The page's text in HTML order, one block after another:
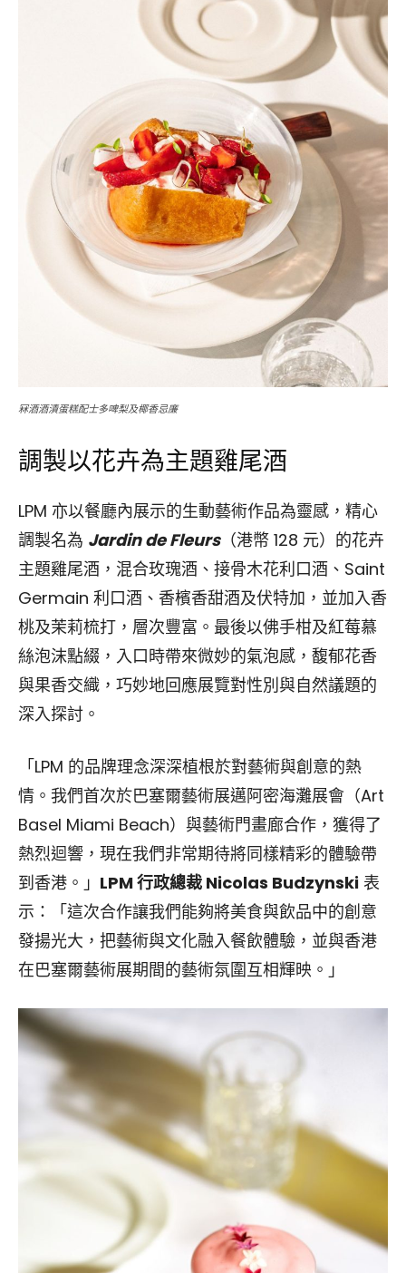
冧酒酒漬蛋糕配士多啤梨及椰香忌廉
調製以花卉為主題雞尾酒
LPM 亦以餐廳內展示的生動藝術作品為靈感，精心
調製名為 Jardin de Fleurs（港幣 128 元）的花卉
主題雞尾酒，混合玫瑰酒、接骨木花利口酒、Saint
Germain 利口酒、香檳香甜酒及伏特加，並加入香
桃及茉莉梳打，層次豐富。最後以佛手柑及紅莓慕
絲泡沫點綴，入口時帶來微妙的氣泡感，馥郁花香
與果香交織，巧妙地回應展覽對性別與自然議題的
深入探討。
「LPM 的品牌理念深深植根於對藝術與創意的熱
情。我們首次於巴塞爾藝術展邁阿密海灘展會（Art
Basel Miami Beach）與藝術門畫廊合作，獲得了
熱烈迴響，現在我們非常期待將同樣精彩的體驗帶
到香港。」 LPM 行政總裁 Nicolas Budzynski 表
示：「這次合作讓我們能夠將美食與飲品中的創意
發揚光大，把藝術與文化融入餐飲體驗，並與香港
在巴塞爾藝術展期間的藝術氛圍互相輝映。」